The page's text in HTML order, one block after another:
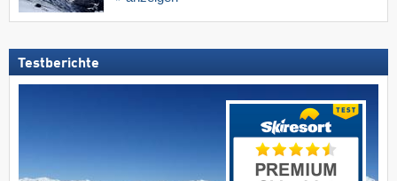
Testberichte